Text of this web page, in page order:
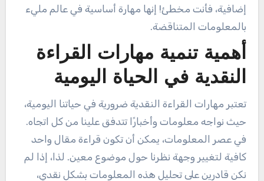
إضافية، فأنت مخطئ! إنها مهارة أساسية في عالم مليء
بالمعلومات المتناقضة.
أهمية تنمية مهارات القراءة
النقدية في الحياة اليومية
تعتبر مهارات القراءة النقدية ضرورية في حياتنا اليومية،
حيث نواجه معلومات وأخبارًا تتدفق علينا من كل اتجاه.
في عصر المعلومات، يمكن أن تكون قراءة مقال واحد
كافية لتغيير وجهة نظرنا حول موضوع معين. لذا، إذا لم
نكن قادرين على تحليل هذه المعلومات بشكل نقدي،